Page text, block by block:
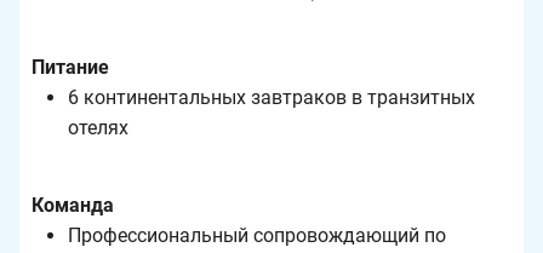
Питание
6 континентальных завтраков в транзитных
отелях
Команда
Профессиональный сопровождающий по